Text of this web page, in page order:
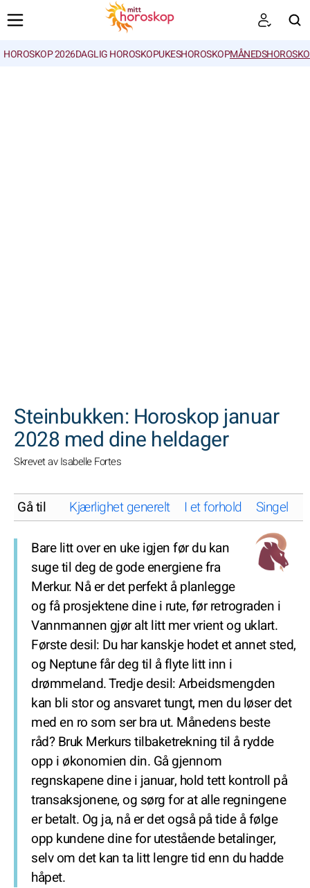
HOROSKOP 2026DAGLIG HOROSKOPUKESHOROSKOP
Steinbukken: Horoskop januar
2028 med dine heldager
Skrevet av Isabelle Fortes
Gå til Kjærlighet generelt I et forhold Singel
Bare litt over en uke igjen før du kan
suge til deg de gode energiene fra
Merkur. Nå er det perfekt å planlegge
og få prosjektene dine i rute, før retrograden i
Vannmannen gjør alt litt mer vrient og uklart.
Første desil: Du har kanskje hodet et annet sted,
og Neptune får deg til å flyte litt inn i
drømmeland. Tredje desil: Arbeidsmengden
kan bli stor og ansvaret tungt, men du løser det
med en ro som ser bra ut. Månedens beste
råd? Bruk Merkurs tilbaketrekning til å rydde
opp i økonomien din. Gå gjennom
regnskapene dine i januar, hold tett kontroll på
transaksjonene, og sørg for at alle regningene
er betalt. Og ja, nå er det også på tide å følge
opp kundene dine for utestående betalinger,
selv om det kan ta litt lengre tid enn du hadde
håpet.